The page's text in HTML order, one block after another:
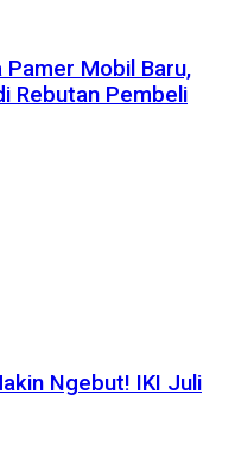
Pamer Mobil Baru,
Rebutan Pembeli
Ngebut! IKI Juli